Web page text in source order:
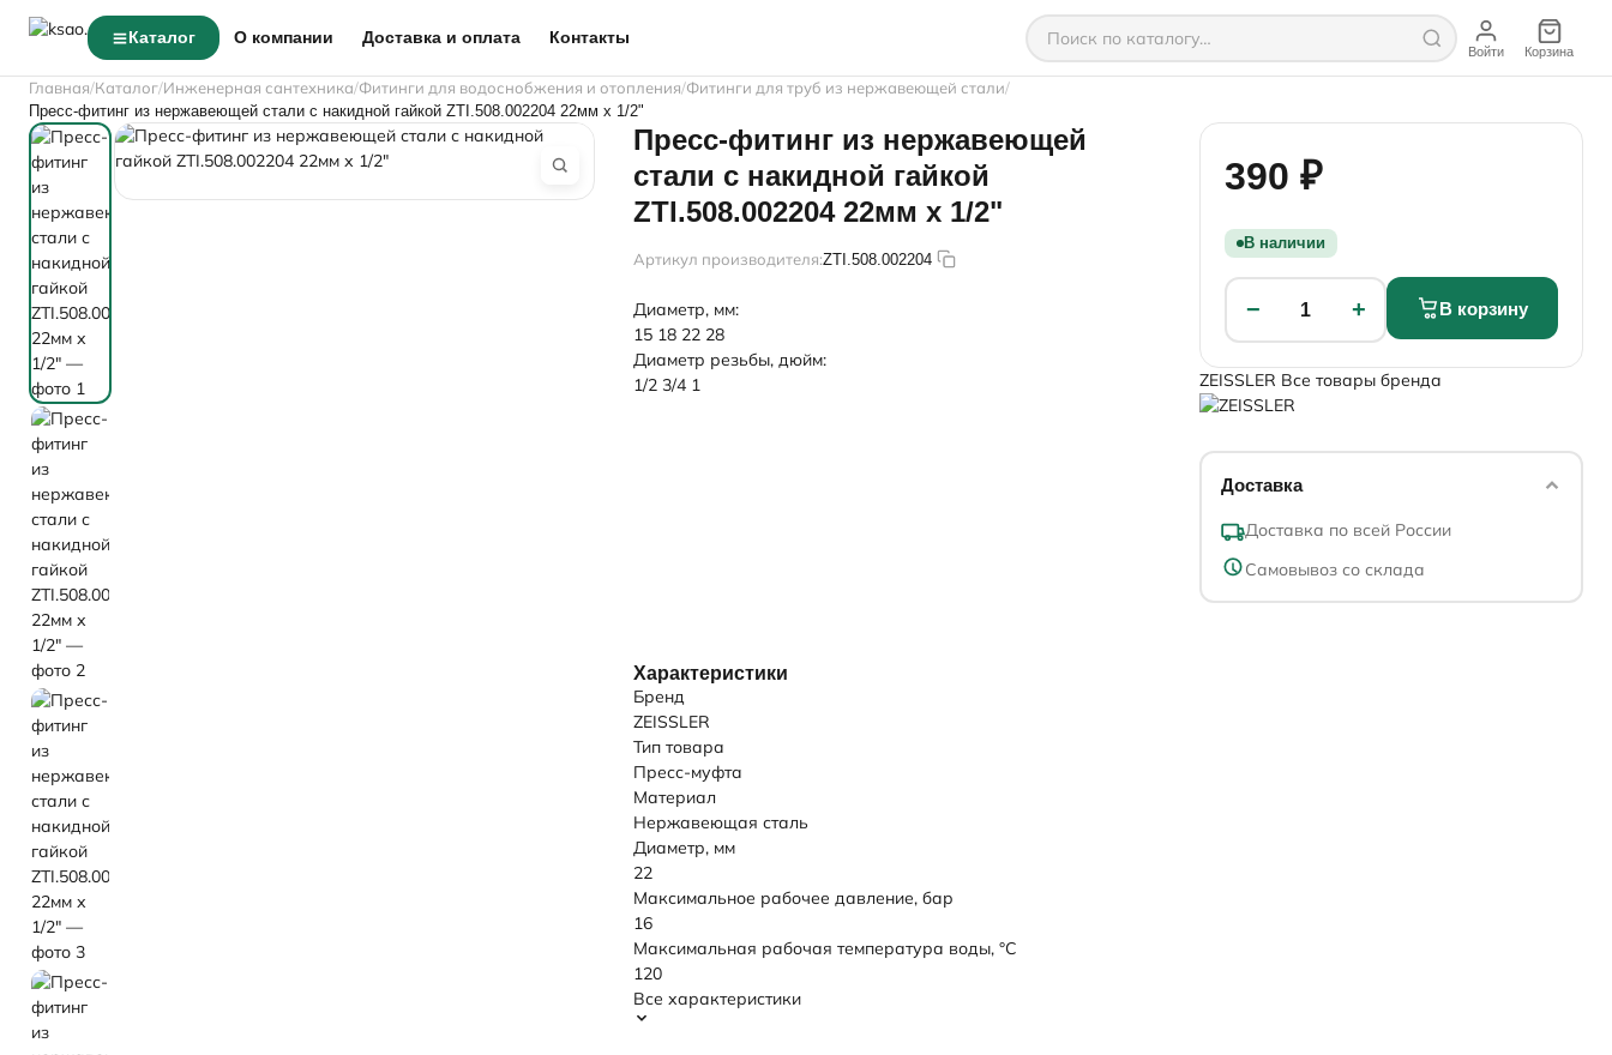
Каталог О компании Доставка и оплата Контакты
Войти Корзина
Главная Каталог Инженерная сантехника Фитинги для водоснобжения и отопления Фитинги для труб из нержавеющей стали
Пресс-фитинг из нержавеющей стали с накидной гайкой ZTI.508.002204 22мм х 1/2"
Пресс-фитинг из нержавеющей
стали с накидной гайкой
ZTI.508.002204 22мм х 1/2"
Артикул производителя:ZTI.508.002204
Диаметр, мм:
15 18 22 28
Диаметр резьбы, дюйм:
1/2 3/4 1
390 ₽
В наличии
− 1 + В корзину
ZEISSLER Все товары бренда
Доставка
Доставка по всей России
Самовывоз со склада
Характеристики
Бренд
ZEISSLER
Тип товара
Пресс-муфта
Материал
Нержавеющая сталь
Диаметр, мм
22
Максимальное рабочее давление, бар
16
Максимальная рабочая температура воды, °C
120
Все характеристики